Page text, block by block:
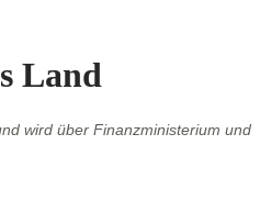
Land
wird über Finanzministerium und